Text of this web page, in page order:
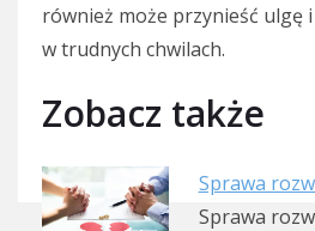
również może przynieść ulgę
w trudnych chwilach.
Zobacz także
Sprawa
Sprawa